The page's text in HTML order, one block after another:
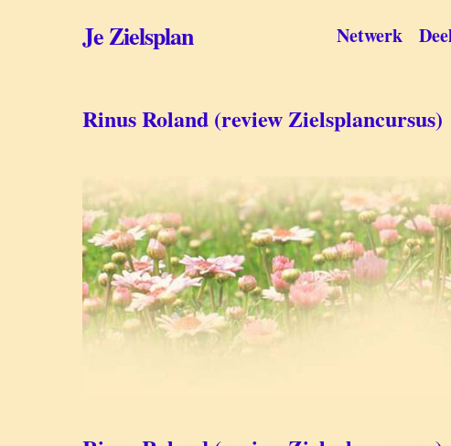
Je Zielsplan Netwerk
Rinus Roland (review Zielsplancursus)